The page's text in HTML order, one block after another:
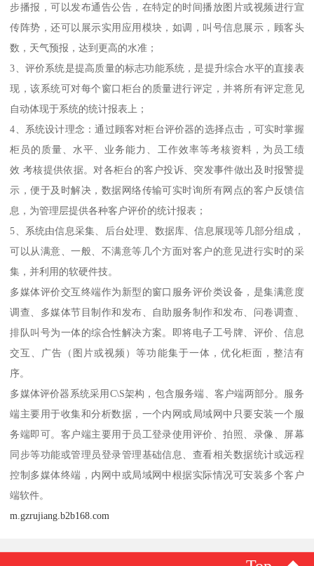
步播报，可以发布通告公告，在特定的时间播放图片或视频进行宣
传阵势，还可以展示实用应用模块，如调，叫号信息展示，顾客头
数，天气预报，达到更高的水准；
3、评价系统是提高质量的标志功能系统，是提升综合水平的直接表
现，该系统可对每个窗口柜台的质量进行评定，并将所有评定意见
自动体现于系统的统计报表上；
4、系统设计理念：通过顾客对柜台评价器的选择点击，可实时掌握
柜员的质量、水平、业务能力、工作效率等考核资料，为员工绩
效 考核提供依据。对各柜台的客户投诉、突发事件做出及时报警提
示，便于及时解决，数据网络传输可实时询所有网点的客户反馈信
息，为管理层提供各种客户评价的统计报表；
5、系统由信息采集、后台处理、数据库、信息展现等几部分组成，
可以从满意、一般、不满意等几个方面对客户的意见进行实时的采
集，并利用的软硬件技。
多媒体评价交互终端作为新型的窗口服务评价类设备，是集满意度
调查、多媒体节目制作和发布、自助服务制作和发布、问卷调查、
排队叫号为一体的综合性解决方案。即将电子工号牌、评价、信息
交互、广告（图片或视频）等功能集于一体，优化柜面，整洁有
序。
多媒体评价器系统采用C\S架构，包含服务端、客户端两部分。服务
端主要用于收集和分析数据，一个内网或局域网中只要安装一个服
务端即可。客户端主要用于员工登录使用评价、拍照、录像、屏幕
同步等功能或管理员登录管理基础信息、查看相关数据统计或远程
控制多媒体终端，内网中或局域网中根据实际情况可安装多个客户
端软件。
m.gzrujiang.b2b168.com